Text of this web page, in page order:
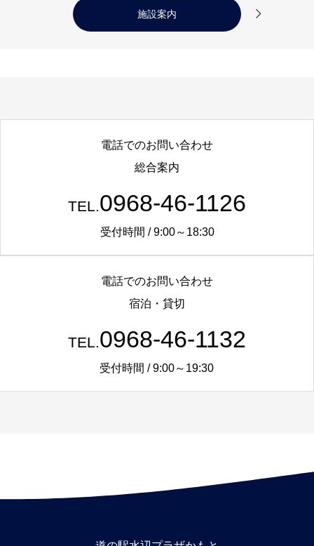
施設案内 
電話でのお問い合わせ
総合案内
TEL.0968-46-1126
受付時間 / 9:00～18:30
電話でのお問い合わせ
宿泊・貸切
TEL.0968-46-1132
受付時間 / 9:00～19:30